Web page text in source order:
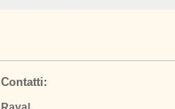
Contatti: